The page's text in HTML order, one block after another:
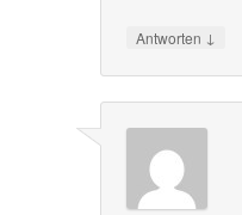
Antworten ↓